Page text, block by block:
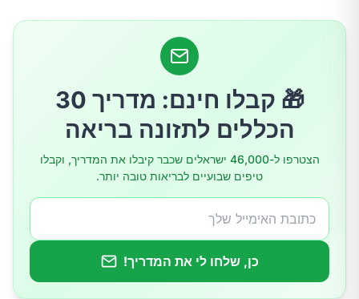
11.התייעצו עם רופא על מנת לשלול מצבים כרוניים
🎁 קבלו חינם: מדריך 30
הכללים לתזונה בריאה
הצטרפו ל-46,000 ישראלים שכבר קיבלו את המדריך, וקבלו
טיפים שבועיים לבריאות טובה יותר.
כן, שלחו לי את המדריך!